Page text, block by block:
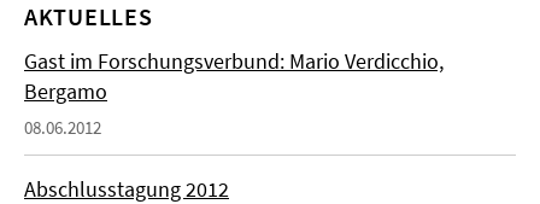
AKTUELLES
Gast im Forschungsverbund: Mario Verdicchio,
Bergamo
08.06.2012
Abschlusstagung 2012